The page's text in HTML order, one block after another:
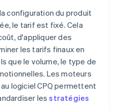
configuration du produit
le tarif est fixé. Cela
d'appliquer des
les tarifs finaux en
que le volume, le type de
Les moteurs
logiciel CPQ permettent
lesstratégies